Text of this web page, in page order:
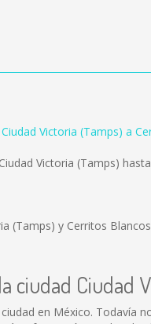
Ciudad Victoria (Tamps) a
Victoria (Tamps)
(Tamps) y Cerritos
ciudad Ciudad
en México.